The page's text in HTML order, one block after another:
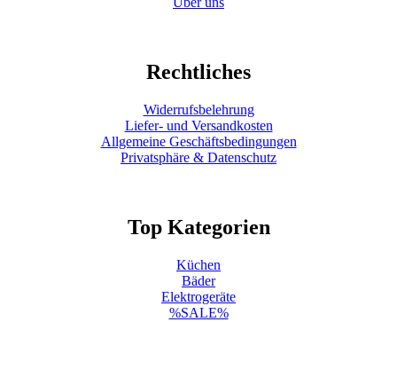
Rechtliches
Widerrufsbelehrung
Liefer- und Versandkosten
Allgemeine Geschäftsbedingungen
Privatsphäre & Datenschutz
Top Kategorien
Küchen
Bäder
Elektrogeräte
%SALE%